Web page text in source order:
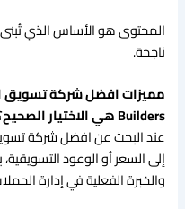
المحتوى هو الأساس الذي
ناجحة.
Builders هي الاختيار الصحيح؟
عند البحث عن افضل شركة
إلى السعر أو الوعود التسويقية،
والخبرة الفعلية في إدارة